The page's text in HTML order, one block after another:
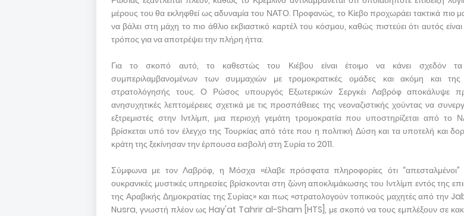
μέρους του θα εκληφθεί ως αδυναμία του ΝΑΤΟ. Προφανώς, το Κίεβο προχωράει τακτικά πιο
να βάλει στη μάχη το πιο άθλιο εκβιαστικό καρτέλ του κόσμου, καθώς πιστεύει ότι αυτός
τρόπος για να αποτρέψει την πλήρη ήττα.
Για το σκοπό αυτό, το καθεστώς του Κιέβου είναι έτοιμο να κάνει σχεδόν
συμπεριλαμβανομένων των συμμαχιών με τρομοκρατικές ομάδες και ακόμη και
στρατολόγησής τους. Ο Ρώσος υπουργός Εξωτερικών Σεργκέι Λαβρόφ αποκάλυψε
ανησυχητικές λεπτομέρειες σχετικά με τις προσπάθειες της νεοναζιστικής χούντας να
εξτρεμιστές στην Ιντλίμπ, μια περιοχή γεμάτη τρομοκρατία που υποστηρίζεται από το
βρίσκεται υπό τον έλεγχο της Τουρκίας από τότε που η πολιτική Δύση και τα υποτελή και
κράτη της ξεκίνησαν την έρπουσα εισβολή στη Συρία το 2011.
Σύμφωνα με τον Λαβρόφ, η Μόσχα «έλαβε πρόσφατα πληροφορίες ότι “απεσταλμένοι”
ουκρανικές μυστικές υπηρεσίες βρίσκονται στη ζώνη αποκλιμάκωσης του Ιντλίμπ εντός της
της Αραβικής Δημοκρατίας της Συρίας» και πως «στρατολογούν τοπικούς μαχητές από την
Nusra, γνωστή πλέον ως Hay'at Tahrir al-Sham [HTS], με σκοπό να τους εμπλέξουν σε